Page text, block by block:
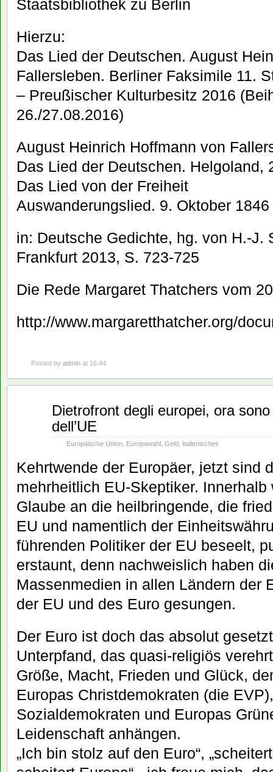
Staatsbibliothek zu Berlin
Hierzu:
Das Lied der Deutschen. August
Fallersleben. Berliner Faksimile 11.
– Preußischer Kulturbesitz 2016
26./27.08.2016)
August Heinrich Hoffmann von
Das Lied der Deutschen. Helgoland,
Das Lied von der Freiheit
Auswanderungslied. 9. Oktober 1846
in: Deutsche Gedichte, hg. von H.-J.
Frankfurt 2013, S. 723-725
Die Rede Margaret Thatchers vom
http://www.margaretthatcher.org/
Posted by admin at 16:44
Dietrofront degli europei, ora
dell’UE
Europäische Union Europawahl Geld Italienisches
Kehrtwende der Europäer, jetzt sind
mehrheitlich EU-Skeptiker.
Glaube an die heilbringende, die
EU und namentlich der
führenden Politiker der EU beseelt,
erstaunt, denn nachweislich haben
Massenmedien in allen Ländern der
der EU und des Euro gesungen.
Der Euro ist doch das absolut
Unterpfand, das quasi-religiös
Größe, Macht, Frieden und Glück,
Europas Christdemokraten (die
Sozialdemokraten und Europas
Leidenschaft anhängen.
„Ich bin stolz auf den Euro“,